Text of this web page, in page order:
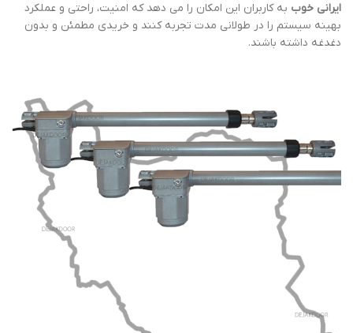
ایرانی خوب به کاربران این امکان را می دهد که امنیت، راحتی و عملکرد
بهینه سیستم را در طولانی مدت تجربه کنند و خریدی مطمئن و بدون
دغدغه داشته باشند.